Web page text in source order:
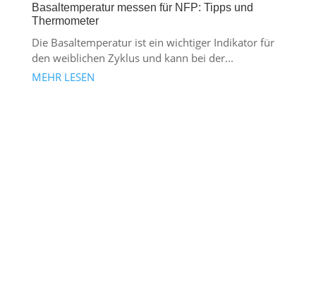
Basaltemperatur messen für NFP: Tipps und
Thermometer
Die Basaltemperatur ist ein wichtiger Indikator für
den weiblichen Zyklus und kann bei der...
MEHR LESEN